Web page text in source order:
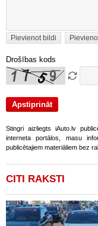
Pievienot bildi
Drošības kods
Stingri aizliegts iAuto.lv
interneta portālos, masu
publicētajiem materiāliem bez
CITI RAKSTI